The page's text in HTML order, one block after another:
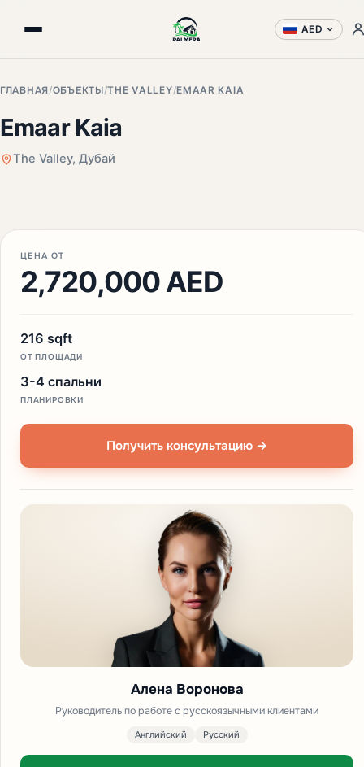
AED
ГЛАВНАЯ /ОБЪЕКТЫ/THE VALLEY/EMAAR KAIA
Emaar Kaia
The Valley, Дубай
ЦЕНА ОТ
2,720,000 AED
216 sqft
ОТ ПЛОЩАДИ
3-4 спальни
ПЛАНИРОВКИ
Получить консультацию →
Алена Воронова
Руководитель по работе с русскоязычными клиентами
Английский Русский